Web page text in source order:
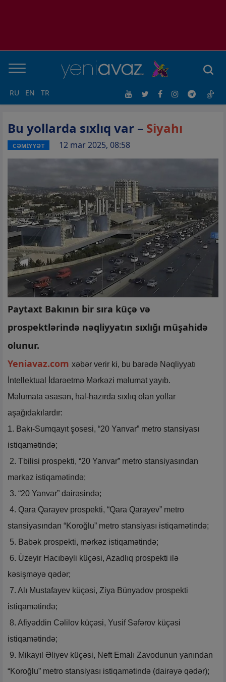
RU EN TR
Bu yollarda sıxlıq var – Siyahı
CƏMİYYƏT 12 mar 2025, 08:58
Paytaxt Bakının bir sıra küçə və
prospektlərində nəqliyyatın sıxlığı müşahidə
olunur.
Yeniavaz.com xəbər verir ki, bu barədə Nəqliyyatı
İntellektual İdarəetmə Mərkəzi məlumat yayıb.
Məlumata əsasən, hal-hazırda sıxlıq olan yollar
aşağıdakılardır:
1. Bakı-Sumqayıt şosesi, “20 Yanvar” metro stansiyası
istiqamətində;
2. Tbilisi prospekti, “20 Yanvar” metro stansiyasından
mərkəz istiqamətində;
3. “20 Yanvar” dairəsində;
4. Qara Qarayev prospekti, “Qara Qarayev” metro
stansiyasından “Koroğlu” metro stansiyası istiqamətində;
5. Babək prospekti, mərkəz istiqamətində;
6. Üzeyir Hacıbəyli küçəsi, Azadlıq prospekti ilə
kəsişməyə qədər;
7. Alı Mustafayev küçəsi, Ziya Bünyadov prospekti
istiqamətində;
8. Afiyəddin Cəlilov küçəsi, Yusif Səfərov küçəsi
istiqamətində;
9. Mikayıl Əliyev küçəsi, Neft Emalı Zavodunun yanından
“Koroğlu” metro stansiyası istiqamətində (dairəyə qədər);